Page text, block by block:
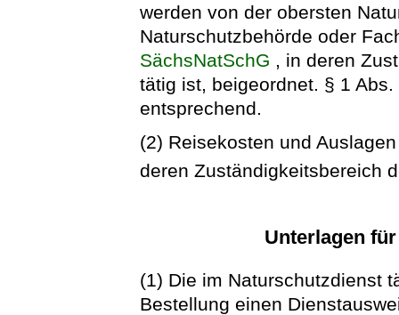
werden von der obersten
Naturschutzbehörde oder
SächsNatSchG , in deren
tätig ist, beigeordnet. § 1
entsprechend.
(2) Reisekosten und
deren Zuständigkeitsbereich
Unterlagen
(1) Die im Naturschutzdienst
Bestellung einen